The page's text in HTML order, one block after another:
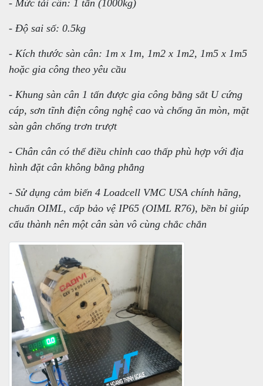
- Mức tải cân: 1 tấn (1000kg)
- Độ sai số: 0.5kg
- Kích thước sàn cân: 1m x 1m, 1m2 x 1m2, 1m5 x 1m5
hoặc gia công theo yêu cầu
- Khung sàn cân 1 tấn được gia công bằng sắt U cứng
cáp, sơn tĩnh điện công nghệ cao và chống ăn mòn, mặt
sàn gân chống trơn trượt
- Chân cân có thể điều chỉnh cao thấp phù hợp với địa
hình đặt cân không bằng phẳng
- Sử dụng cảm biến 4 Loadcell VMC USA chính hãng,
chuẩn OIML, cấp bảo vệ IP65 (OIML R76), bền bỉ giúp
cấu thành nên một cân sàn vô cùng chắc chắn